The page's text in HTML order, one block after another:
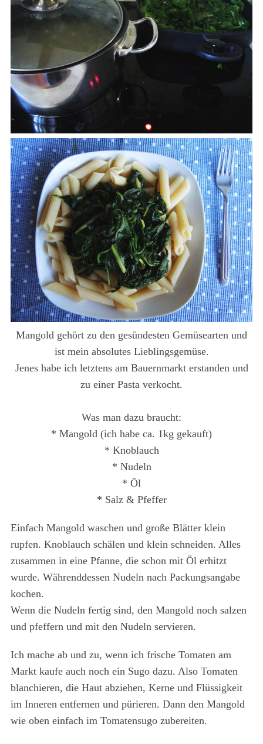
Mangold gehört zu den gesündesten Gemüsearten und
ist mein absolutes Lieblingsgemüse.
Jenes habe ich letztens am Bauernmarkt erstanden und
zu einer Pasta verkocht.
Was man dazu braucht:
* Mangold (ich habe ca. 1kg gekauft)
* Knoblauch
* Nudeln
* Öl
* Salz & Pfeffer
Einfach Mangold waschen und große Blätter klein
rupfen. Knoblauch schälen und klein schneiden. Alles
zusammen in eine Pfanne, die schon mit Öl erhitzt
wurde. Währenddessen Nudeln nach Packungsangabe
kochen.
Wenn die Nudeln fertig sind, den Mangold noch salzen
und pfeffern und mit den Nudeln servieren.
Ich mache ab und zu, wenn ich frische Tomaten am
Markt kaufe auch noch ein Sugo dazu. Also Tomaten
blanchieren, die Haut abziehen, Kerne und Flüssigkeit
im Inneren entfernen und pürieren. Dann den Mangold
wie oben einfach im Tomatensugo zubereiten.
S
e
a
h